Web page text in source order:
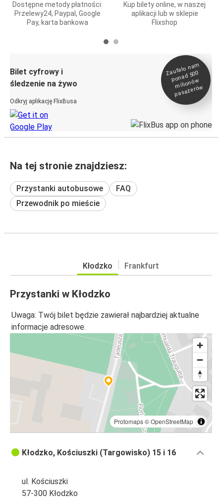
Dostępne metody płatności:
Przelewy24, Paypal, Google
Pay, karta bankowa
Kup bilety online, w naszej
aplikacji lub w sklepie
Flixshop
Bilet cyfrowy i
śledzenie na żywo
Odkryj aplikację FlixBusa
Zaufało na
m
ponad 500
milionó
w
pasażeró
w
Na tej stronie znajdziesz:
Przystanki autobusowe
FAQ
Przewodnik po mieście
Kłodzko Frankfurt
Przystanki w Kłodzko
Uwaga: Twój bilet będzie zawierał najbardziej aktualne
informacje adresowe.
Protomaps©OpenStreetMap
Kłodzko, Kościuszki (Targowisko) 15 i 16
ul. Kościuszki
57-300 Kłodzko